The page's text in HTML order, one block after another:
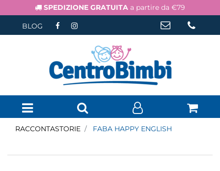
SPEDIZIONE GRATUITA a partire da €79
BLOG
Open menu
RACCONTASTORIE FABA HAPPY ENGLISH